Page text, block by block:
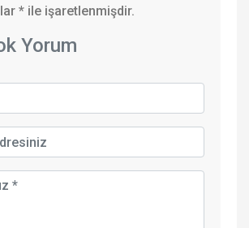
* ile işaretlenmişdir.
Yorum